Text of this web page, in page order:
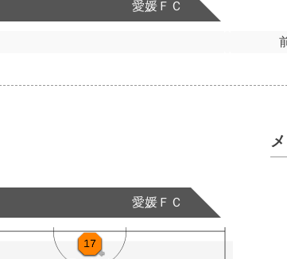
愛媛ＦＣ
愛媛ＦＣ